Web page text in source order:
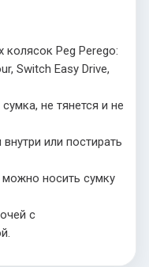
Peg Perego:
Switch Easy Drive,
не тянется и не
или постирать
можно носить сумку
с